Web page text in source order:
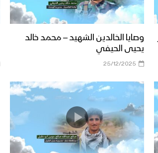
وصايا الخالدين الشهيد – محمد خالد
يحيى الحيفي
25/12/2025